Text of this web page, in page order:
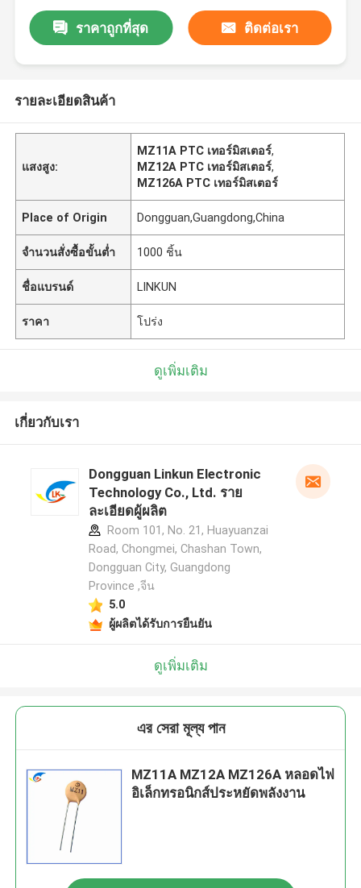
ราคาถูกที่สุด ติดต่อเรา
รายละเอียดสินค้า
แสงสูง:
MZ11A PTC เทอร์มิสเตอร์,
MZ12A PTC เทอร์มิสเตอร์,
MZ126A PTC เทอร์มิสเตอร์
Place of Origin Dongguan,Guangdong,China
จำนวนสั่งซื้อขั้นต่ำ 1000 ชิ้น
ชื่อแบรนด์ LINKUN
ราคา โปร่ง
ดูเพิ่มเติม
เกี่ยวกับเรา
Dongguan Linkun Electronic
Technology Co., Ltd. ราย
ละเอียดผู้ผลิต
Room 101, No. 21, Huayuanzai
Road, Chongmei, Chashan Town,
Dongguan City, Guangdong
Province ,จีน
5.0
ผู้ผลิตได้รับการยืนยัน
ดูเพิ่มเติม
এর সেরা মূল্য পান
MZ11A MZ12A MZ126A หลอดไฟ
อิเล็กทรอนิกส์ประหยัดพลังงาน